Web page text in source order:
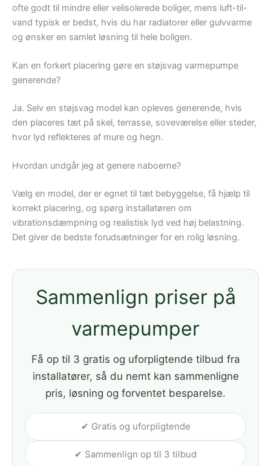
ofte godt til mindre eller velisolerede boliger, mens luft-til-
vand typisk er bedst, hvis du har radiatorer eller gulvvarme
og ønsker en samlet løsning til hele boligen.
Kan en forkert placering gøre en støjsvag varmepumpe
generende?
Ja. Selv en støjsvag model kan opleves generende, hvis
den placeres tæt på skel, terrasse, soveværelse eller steder,
hvor lyd reflekteres af mure og hegn.
Hvordan undgår jeg at genere naboerne?
Vælg en model, der er egnet til tæt bebyggelse, få hjælp til
korrekt placering, og spørg installatøren om
vibrationsdæmpning og realistisk lyd ved høj belastning.
Det giver de bedste forudsætninger for en rolig løsning.
Sammenlign priser på
varmepumper
Få op til 3 gratis og uforpligtende tilbud fra
installatører, så du nemt kan sammenligne
pris, løsning og forventet besparelse.
✔ Gratis og uforpligtende
✔ Sammenlign op til 3 tilbud